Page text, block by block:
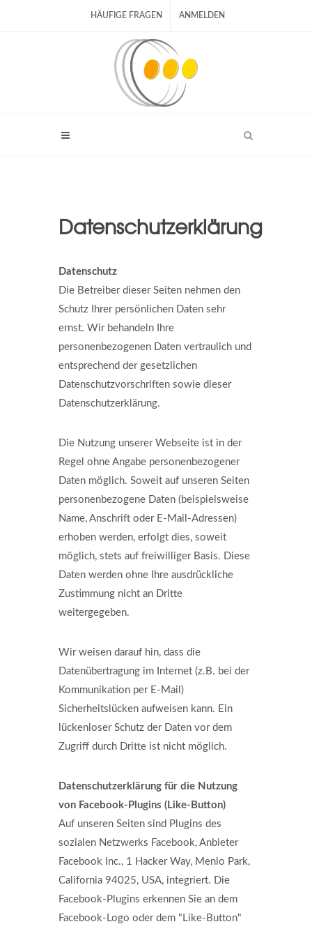
HÄUFIGE FRAGEN ANMELDEN
Datenschutzerklärung
Datenschutz
Die Betreiber dieser Seiten nehmen den
Schutz Ihrer persönlichen Daten sehr
ernst. Wir behandeln Ihre
personenbezogenen Daten vertraulich und
entsprechend der gesetzlichen
Datenschutzvorschriften sowie dieser
Datenschutzerklärung.
Die Nutzung unserer Webseite ist in der
Regel ohne Angabe personenbezogener
Daten möglich. Soweit auf unseren Seiten
personenbezogene Daten (beispielsweise
Name, Anschrift oder E-Mail-Adressen)
erhoben werden, erfolgt dies, soweit
möglich, stets auf freiwilliger Basis. Diese
Daten werden ohne Ihre ausdrückliche
Zustimmung nicht an Dritte
weitergegeben.
Wir weisen darauf hin, dass die
Datenübertragung im Internet (z.B. bei der
Kommunikation per E-Mail)
Sicherheitslücken aufweisen kann. Ein
lückenloser Schutz der Daten vor dem
Zugriff durch Dritte ist nicht möglich.
Datenschutzerklärung für die Nutzung
von Facebook-Plugins (Like-Button)
Auf unseren Seiten sind Plugins des
sozialen Netzwerks Facebook, Anbieter
Facebook Inc., 1 Hacker Way, Menlo Park,
California 94025, USA, integriert. Die
Facebook-Plugins erkennen Sie an dem
Facebook-Logo oder dem "Like-Button"